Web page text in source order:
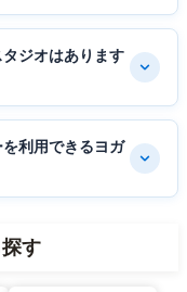
ジオはあります
利用できるヨガ
す